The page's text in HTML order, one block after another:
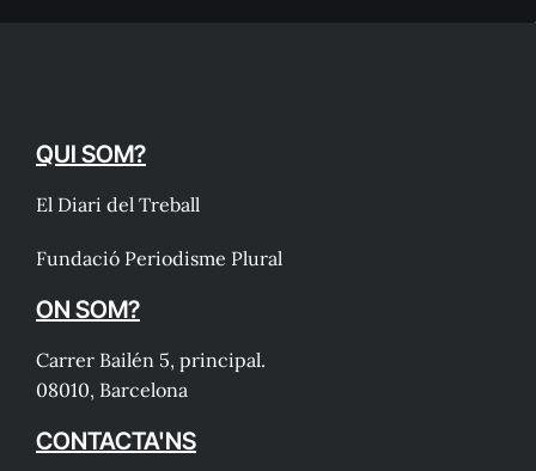
QUI SOM?
El Diari del Treball
Fundació Periodisme Plural
ON SOM?
Carrer Bailén 5, principal.
08010, Barcelona
CONTACTA'NS